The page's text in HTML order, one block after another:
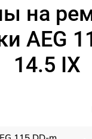
на
AEG
14.5 IX